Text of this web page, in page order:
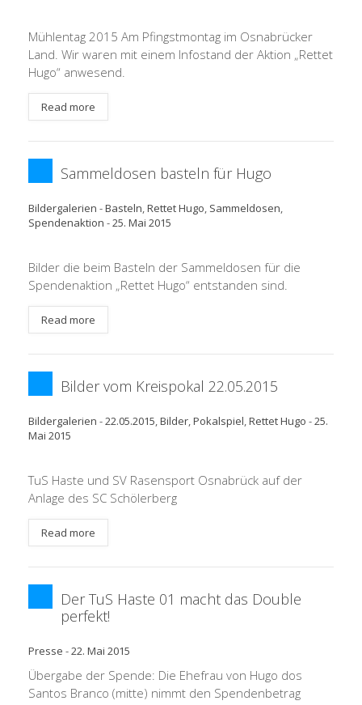
Mühlentag 2015 Am Pfingstmontag im Osnabrücker
Land. Wir waren mit einem Infostand der Aktion „Rettet
Hugo“ anwesend.
Read more
Sammeldosen basteln für Hugo
Bildergalerien -Basteln Rettet Hugo Sammeldosen
Spendenaktion -25. Mai 2015
Bilder die beim Basteln der Sammeldosen für die
Spendenaktion „Rettet Hugo“ entstanden sind.
Read more
Bilder vom Kreispokal 22.05.2015
Bildergalerien -22.05.2015 Bilder Pokalspiel Rettet Hugo -25.
Mai 2015
TuS Haste und SV Rasensport Osnabrück auf der
Anlage des SC Schölerberg
Read more
Der TuS Haste 01 macht das Double
perfekt!
Presse -22. Mai 2015
Übergabe der Spende: Die Ehefrau von Hugo dos
Santos Branco (mitte) nimmt den Spendenbetrag